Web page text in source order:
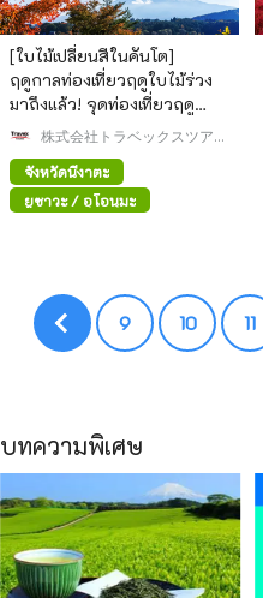
[ใบไม้เปลี่ยนสีในคันโต]
ฤดูกาลท่องเที่ยวฤดูใบไม้ร่วง
มาถึงแล้ว! จุดท่องเที่ยวฤดู
ใบไม้ร่วงที่สวยงามน่าไปเยือ
株式会社トラベックスツアー
จังหวัดนีงาตะ
ยูซาวะ / อุโอนุมะ
9 10 11
บทความพิเศษ